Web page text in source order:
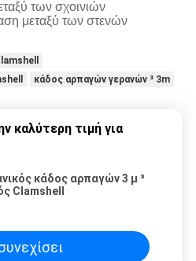
των σχοινιών
μεταξύ των στενών
κάδος αρπαγών γερανών ³ 3m
καλύτερη τιμή για
κάδος αρπαγών 3 μ ³
Clamshell